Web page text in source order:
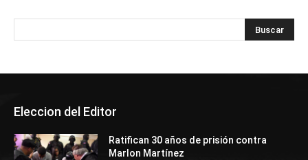
Eleccion del Editor
Ratifican 30 años de prisión contra
Marlon Martínez